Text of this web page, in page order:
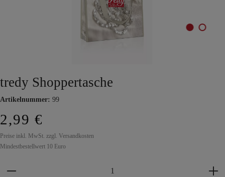
tredy Shoppertasche
Artikelnummer: 99
2,99 €
Preise inkl. MwSt. zzgl. Versandkosten
Mindestbestellwert 10 Euro
Produkt Anzahl: Gib den gewünschten Wert ein